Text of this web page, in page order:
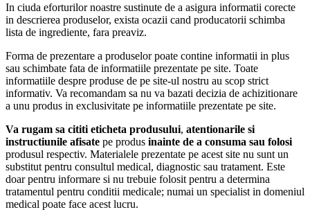
In ciuda eforturilor noastre sustinute de a asigura informatii corecte
in descrierea produselor, exista ocazii cand producatorii schimba
lista de ingrediente, fara preaviz.
Forma de prezentare a produselor poate contine informatii in plus
sau schimbate fata de informatiile prezentate pe site. Toate
informatiile despre produse de pe site-ul nostru au scop strict
informativ. Va recomandam sa nu va bazati decizia de achizitionare
a unu produs in exclusivitate pe informatiile prezentate pe site.
Va rugam sa cititi eticheta produsului, atentionarile si
instructiunile afisate pe produs inainte de a consuma sau folosi
produsul respectiv. Materialele prezentate pe acest site nu sunt un
substitut pentru consultul medical, diagnostic sau tratament. Este
doar pentru informare si nu trebuie folosit pentru a determina
tratamentul pentru conditii medicale; numai un specialist in domeniul
medical poate face acest lucru.